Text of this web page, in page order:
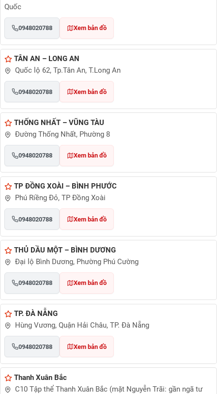
Quốc
0948020788 Xem bản đồ
TÂN AN – LONG AN
Quốc lộ 62, Tp.Tân An, T.Long An
0948020788 Xem bản đồ
THỐNG NHẤT – VŨNG TÀU
Đường Thống Nhất, Phường 8
0948020788 Xem bản đồ
TP ĐỒNG XOÀI – BÌNH PHƯỚC
Phú Riềng Đỏ, TP Đồng Xoài
0948020788 Xem bản đồ
THỦ DẦU MỘT – BÌNH DƯƠNG
Đại lộ Bình Dương, Phường Phú Cường
0948020788 Xem bản đồ
TP. ĐÀ NẴNG
Hùng Vương, Quận Hải Châu, TP. Đà Nẵng
0948020788 Xem bản đồ
Thanh Xuân Bắc
C10 Tập thể Thanh Xuân Bắc (mặt Nguyễn Trãi: gần ngã tư